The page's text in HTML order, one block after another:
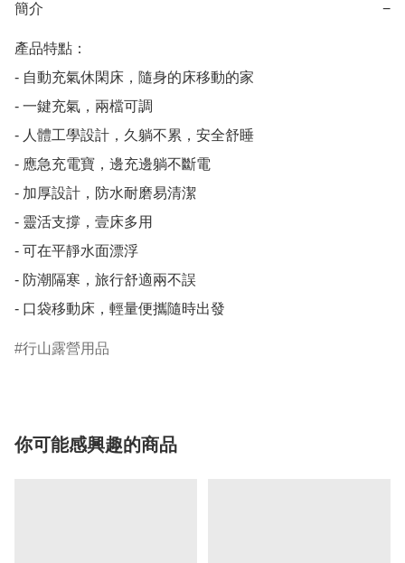
簡介 −
產品特點：
- 自動充氣休閑床，隨身的床移動的家
- 一鍵充氣，兩檔可調
- 人體工學設計，久躺不累，安全舒睡
- 應急充電寶，邊充邊躺不斷電
- 加厚設計，防水耐磨易清潔
- 靈活支撐，壹床多用
- 可在平靜水面漂浮
- 防潮隔寒，旅行舒適兩不誤
- 口袋移動床，輕量便攜隨時出發
行山露營用品
你可能感興趣的商品